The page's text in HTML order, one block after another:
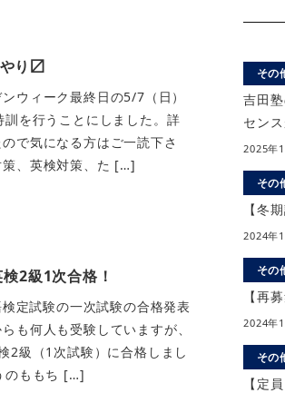
り〼
ウィーク最終日の5/7（日）
を行うことにしました。詳
で気になる方はご一読下さ
策、英検対策、た […]
2級1次合格！
定試験の一次試験の合格発表
も何人も受験していますが、
2級（1次試験）に合格しまし
のももち […]
その
吉田
セン
2025年
その
【冬
2024年
その
【再
2024年
その
【定